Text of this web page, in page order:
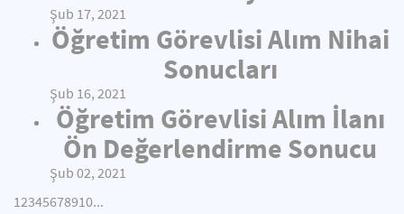
Şub 17, 2021
Öğretim Görevlisi Alım Nihai
Sonucları
Şub 16, 2021
Öğretim Görevlisi Alım İlanı
Ön Değerlendirme Sonucu
Şub 02, 2021
12345678910...